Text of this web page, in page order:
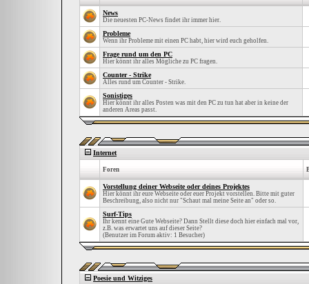
News
Die neuesten PC-News findet ihr immer hier.
Probleme
Wenn ihr Probleme mit einen PC habt, hier wird euch geholfen.
Frage rund um den PC
Hier könnt ihr alles Mögliche zu PC fragen.
Counter - Strike
Alles rund um Counter - Strike.
Sonistiges
Hier könnt ihr alles Posten was mit den PC zu tun hat aber in keine der
anderen Areas passt.
Internet
Foren
Vorstellung deiner Webseite oder deines Projektes
Hier könnt ihr eure Webseite oder euer Projekt vorstellen. Bitte mit guter
Beschreibung, also nicht nur "Schaut mal meine Seite an" oder so.
Surf-Tips
Ihr kennt eine Gute Webseite? Dann Stellt diese doch hier einfach mal vor,
z.B. was erwartet uns auf dieser Seite?
(Benutzer im Forum aktiv: 1 Besucher)
Poesie und Witziges